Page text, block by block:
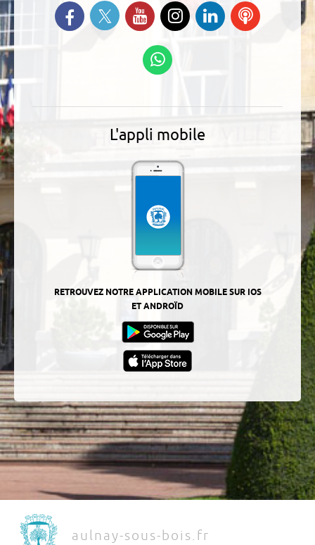
Retrouvez-nous sur Facebook
Suivez-nous sur Twitter
Suivez-nous sur YouTube
Suivez-nous sur
Instagram
Retrouvez-
nous sur
Ecoutez
L'appli mobile
RETROUVEZ NOTRE APPLICATION MOBILE SUR IOS
ET ANDROÏD
aulnay-sous-bois.fr